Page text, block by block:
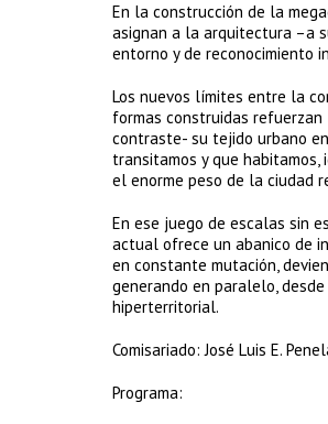
En la construcción de la
asignan a la arquitectura –a
entorno y de reconocimiento
Los nuevos límites entre la
formas construidas
contraste- su tejido urbano
transitamos y que
el enorme peso de la ciudad
En ese juego de escalas sin
actual ofrece un abanico de
en constante mutación,
generando en paralelo,
hiperterritorial.
Comisariado: José Luis E.
Programa: